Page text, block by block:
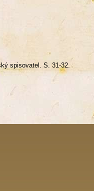
spisovatel. S. 31-32.